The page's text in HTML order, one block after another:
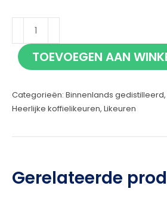
Sculte
Koffie
Mutske
aantal
TOEVOEGEN AAN
Categorieën: Binnenlands gedistilleerd,
Heerlijke koffielikeuren, Likeuren
Gerelateerde